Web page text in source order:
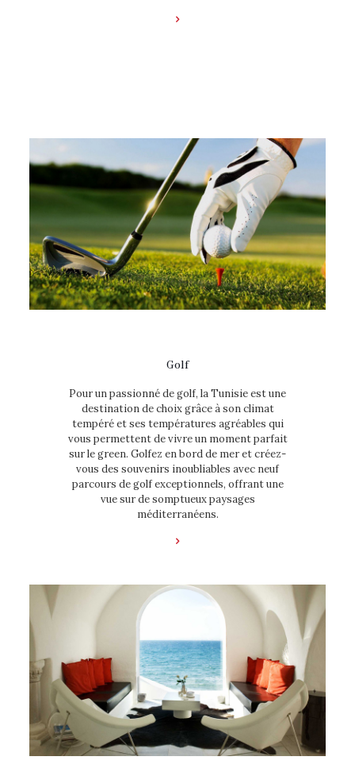
Golf
Pour un passionné de golf, la Tunisie est une
destination de choix grâce à son climat
tempéré et ses températures agréables qui
vous permettent de vivre un moment parfait
sur le green. Golfez en bord de mer et créez-
vous des souvenirs inoubliables avec neuf
parcours de golf exceptionnels, offrant une
vue sur de somptueux paysages
méditerranéens.